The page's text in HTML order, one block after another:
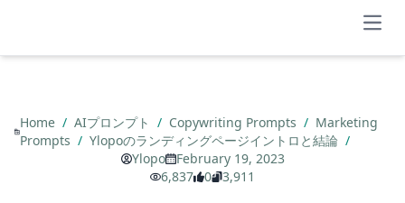
Home / AIプロンプト / Copywriting Prompts / Marketing
Prompts / Ylopoのランディングページイントロと結論 /
Ylopo
February 19, 2023
6,837
0 3,911